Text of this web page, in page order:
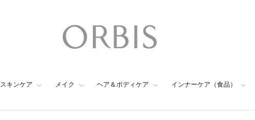
スキンケア メイク ヘア＆ボディケア インナーケア（食品）